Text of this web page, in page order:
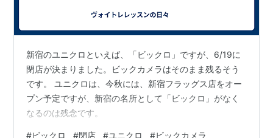
新宿のユニクロといえば、「ビックロ」ですが、6/19に
閉店が決まりました。ビックカメラはそのまま残るそう
です。 ユニクロは、今秋には、新宿フラッグス店をオー
プン予定ですが、新宿の名所として「ビックロ」がなく
なるのは残念です。
#ビックロ #閉店 #ユニクロ #ビックカメラ